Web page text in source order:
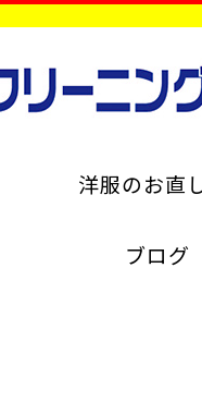
洋服のお直
ブログ